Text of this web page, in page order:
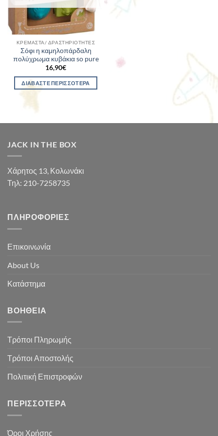
ΚΡΕΜΑΣΤΆ/ ΔΡΑΣΤΗΡΙΌΤΗΤΕΣ
Σόφι η καμηλοπάρδαλη
πολύχρωμα κυβάκια so pure
16,90€
ΔΙΑΒΆΣΤΕ ΠΕΡΙΣΣΌΤΕΡΑ
JACK IN THE BOX
Χάρητος 13, Κολωνάκι
Τηλ: 210-7258735
ΠΛΗΡΟΦΟΡΊΕΣ
Επικοινωνία
About Us
Κατάστημα
ΒΟΉΘΕΙΑ
Τρόποι Πληρωμής
Τρόποι Αποστολής
Πολιτική Επιστροφών
ΠΕΡΙΣΣΌΤΕΡΑ
Όροι Χρήσης